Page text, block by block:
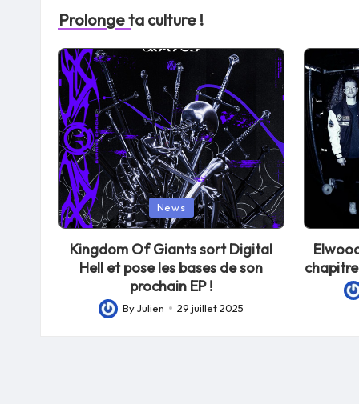
Prolonge ta culture !
Posted
in
News
Kingdom Of Giants sort Digital
Hell et pose les bases de son
prochain EP !
Posted
ByJulien 29 juillet 2025
Posted
in